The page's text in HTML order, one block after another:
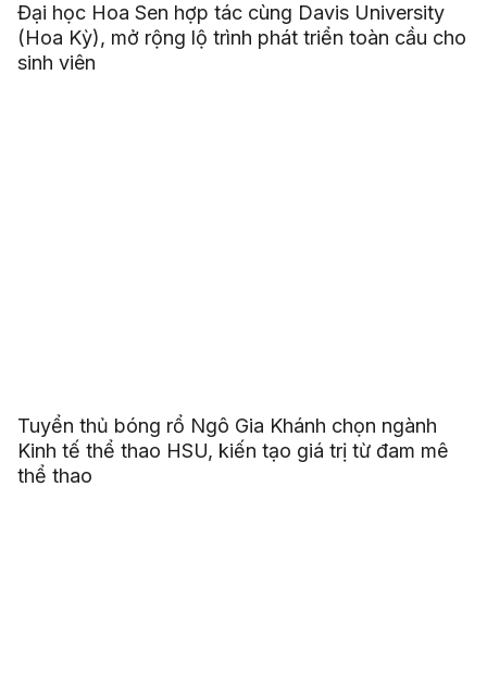
Đại học Hoa Sen hợp tác cùng Davis University
(Hoa Kỳ), mở rộng lộ trình phát triển toàn cầu cho
sinh viên
Tuyển thủ bóng rổ Ngô Gia Khánh chọn ngành
Kinh tế thể thao HSU, kiến tạo giá trị từ đam mê
thể thao